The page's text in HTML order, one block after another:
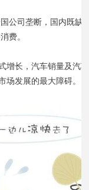
公司垄断，国内既缺
费。
增长，汽车销量及汽
场发展的最大障碍。